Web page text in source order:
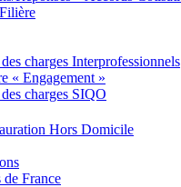
charges Interprofessionnels
« Engagement »
charges SIQO
Hors Domicile
de France